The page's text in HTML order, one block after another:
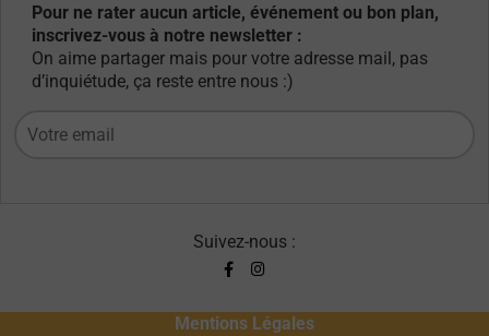
Pour ne rater aucun article, événement ou bon plan,
inscrivez-vous à notre newsletter :
On aime partager mais pour votre adresse mail, pas
d’inquiétude, ça reste entre nous :)
Suivez-nous :
Mentions Légales